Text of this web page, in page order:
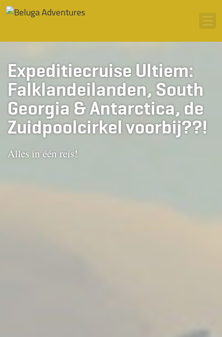
Ga naar inhoud
Expeditiecruise Ultiem:
Falklandeilanden, South
Georgia & Antarctica, de
Zuidpoolcirkel voorbij??!
Alles in één reis!